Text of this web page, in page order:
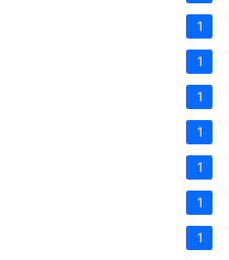
1
1
1
1
1
1
1